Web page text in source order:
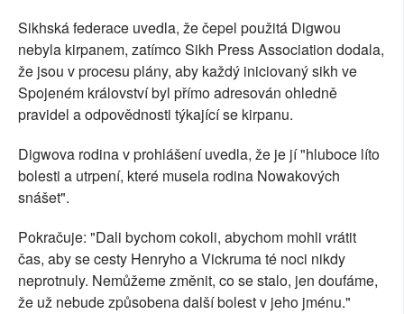
Sikhská federace uvedla, že čepel použitá Digwou
nebyla kirpanem, zatímco Sikh Press Association dodala,
že jsou v procesu plány, aby každý iniciovaný sikh ve
Spojeném království byl přímo adresován ohledně
pravidel a odpovědnosti týkající se kirpanu.
Digwova rodina v prohlášení uvedla, že je jí "hluboce líto
bolesti a utrpení, které musela rodina Nowakových
snášet".
Pokračuje: "Dali bychom cokoli, abychom mohli vrátit
čas, aby se cesty Henryho a Vickruma té noci nikdy
neprotnuly. Nemůžeme změnit, co se stalo, jen doufáme,
že už nebude způsobena další bolest v jeho jménu."